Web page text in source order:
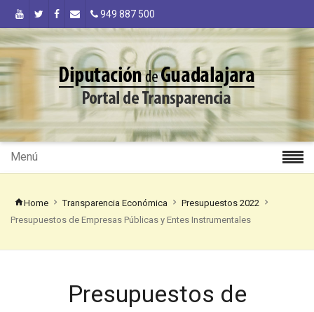
949 887 500
Menú
Home Transparencia Económica
Presupuestos 2022
Presupuestos de Empresas Públicas y Entes Instrumentales
Presupuestos de